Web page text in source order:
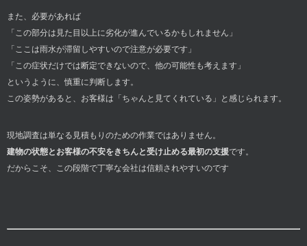
また、必要があれば
「この部分は見た目以上に劣化が進んでいるかもしれません」
「ここは雨水が滞留しやすいので注意が必要です」
「この症状だけでは断定できないので、他の可能性も考えます」
というように、慎重に判断します。
この姿勢があると、お客様は「ちゃんと見てくれている」と感じられます。
現地調査は単なる見積もりのための作業ではありません。
建物の状態とお客様の不安をきちんと受け止める最初の支援です。
だからこそ、この段階で丁寧な会社は信頼されやすいのです